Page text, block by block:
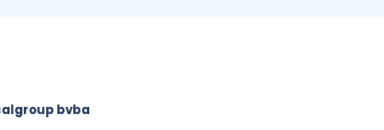
bvba